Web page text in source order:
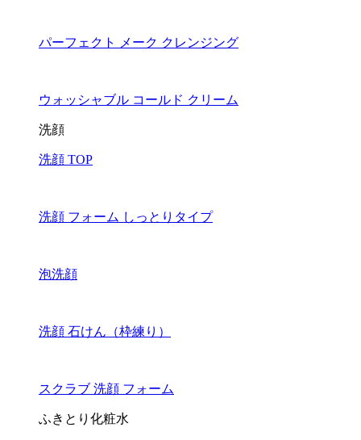
パーフェクト メーク クレンジング
ウォッシャブル コールド クリーム
洗顔
洗顔 TOP
洗顔 フォーム しっとりタイプ
泡洗顔
洗顔 石けん（枠練り）
スクラブ 洗顔 フォーム
ふきとり化粧水